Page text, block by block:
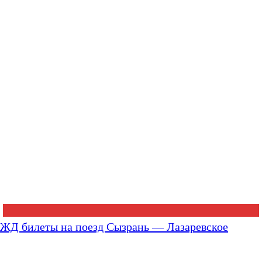
ЖД билеты на поезд Сызрань — Лазаревское